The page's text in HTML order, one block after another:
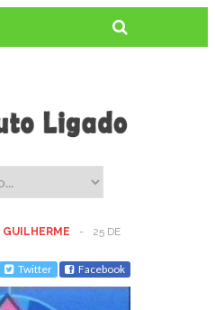
GUILHERME -
25 DE
Twitter Facebook